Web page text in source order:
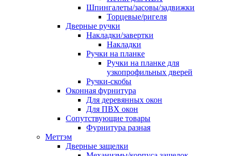
Шпингалеты/засовы/задвижки
Торцевые/ригеля
Дверные ручки
Накладки/завертки
Накладки
Ручки на планке
Ручки на планке для
узкопрофильных дверей
Ручки-скобы
Оконная фурнитура
Для деревянных окон
Для ПВХ окон
Сопутствующие товары
Фурнитура разная
Меттэм
Дверные защелки